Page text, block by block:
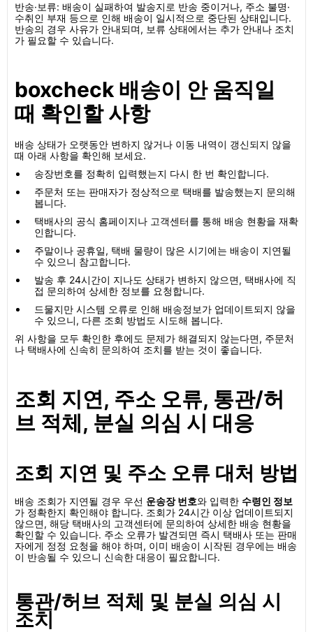
반송·보류: 배송이 실패하여 발송지로 반송 중이거나, 주소 불명·
수취인 부재 등으로 인해 배송이 일시적으로 중단된 상태입니다.
반송의 경우 사유가 안내되며, 보류 상태에서는 추가 안내나 조치
가 필요할 수 있습니다.
boxcheck 배송이 안 움직일
때 확인할 사항
배송 상태가 오랫동안 변하지 않거나 이동 내역이 갱신되지 않을
때 아래 사항을 확인해 보세요.
송장번호를 정확히 입력했는지 다시 한 번 확인합니다.
주문처 또는 판매자가 정상적으로 택배를 발송했는지 문의해
봅니다.
택배사의 공식 홈페이지나 고객센터를 통해 배송 현황을 재확
인합니다.
주말이나 공휴일, 택배 물량이 많은 시기에는 배송이 지연될
수 있으니 참고합니다.
발송 후 24시간이 지나도 상태가 변하지 않으면, 택배사에 직
접 문의하여 상세한 정보를 요청합니다.
드물지만 시스템 오류로 인해 배송정보가 업데이트되지 않을
수 있으니, 다른 조회 방법도 시도해 봅니다.
위 사항을 모두 확인한 후에도 문제가 해결되지 않는다면, 주문처
나 택배사에 신속히 문의하여 조치를 받는 것이 좋습니다.
조회 지연, 주소 오류, 통관/허
브 적체, 분실 의심 시 대응
조회 지연 및 주소 오류 대처 방법
배송 조회가 지연될 경우 우선 운송장 번호와 입력한 수령인 정보
가 정확한지 확인해야 합니다. 조회가 24시간 이상 업데이트되지
않으면, 해당 택배사의 고객센터에 문의하여 상세한 배송 현황을
확인할 수 있습니다. 주소 오류가 발견되면 즉시 택배사 또는 판매
자에게 정정 요청을 해야 하며, 이미 배송이 시작된 경우에는 배송
이 반송될 수 있으니 신속한 대응이 필요합니다.
통관/허브 적체 및 분실 의심 시
조치